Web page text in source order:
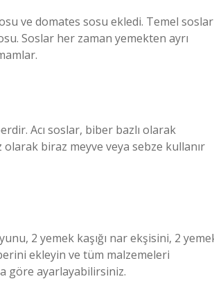
ve domates sosu ekledi. Temel soslar
Soslar her zaman yemekten ayrı
Acı soslar, biber bazlı olarak
biraz meyve veya sebze kullanır
2 yemek kaşığı nar ekşisini, 2
ekleyin ve tüm malzemeleri
göre ayarlayabilirsiniz.